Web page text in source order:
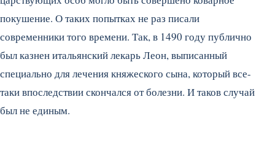
покушение. О таких попытках не раз писали
современники того времени. Так, в 1490 году публично
был казнен итальянский лекарь Леон, выписанный
специально для лечения княжеского сына, который все-
таки впоследствии скончался от болезни. И таков случай
был не единым.